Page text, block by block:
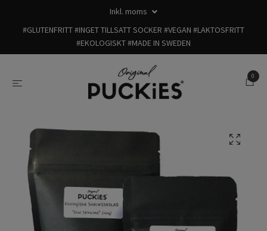
Inkl. moms
#GLUTENFRITT #INGET TILLSATT SOCKER #VEGAN #LAKTOSFRITT
#EKOLOGISKT #MADE IN SWEDEN
0